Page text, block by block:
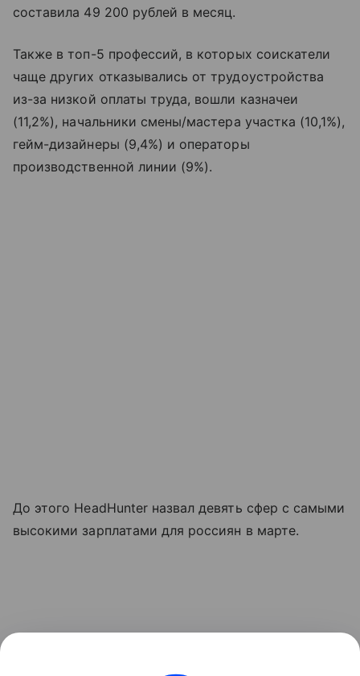
составила 49 200 рублей в месяц.
Также в топ-5 профессий, в которых соискатели
чаще других отказывались от трудоустройства
из-за низкой оплаты труда, вошли казначеи
(11,2%), начальники смены/мастера участка (10,1%),
гейм-дизайнеры (9,4%) и операторы
производственной линии (9%).
До этого HeadHunter назвал девять сфер с самыми
высокими зарплатами для россиян в марте.